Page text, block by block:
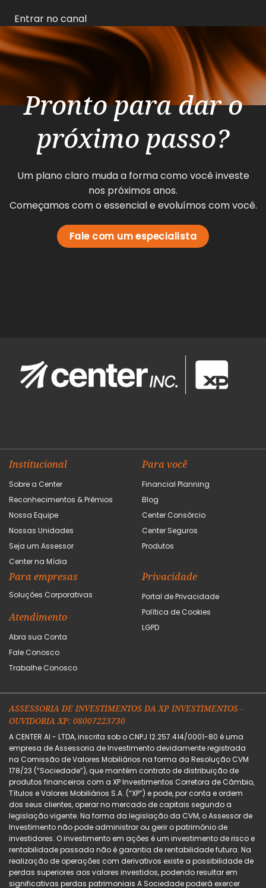
Entrar no canal
Pronto para dar o
próximo passo?
Um plano claro muda a forma como você investe
nos próximos anos.
Começamos com o essencial e evoluímos com você.
Fale com um especialista
Institucional
Sobre a Center
Reconhecimentos & Prêmios
Nossa Equipe
Nossas Unidades
Seja um Assessor
Center na Mídia
Para você
Financial Planning
Blog
Center Consórcio
Center Seguros
Produtos
Para empresas
Soluções Corporativas
Atendimento
Abra sua Conta
Fale Conosco
Trabalhe Conosco
Privacidade
Portal de Privacidade
Política de Cookies
LGPD
ASSESSORIA DE INVESTIMENTOS DA XP INVESTIMENTOS -
OUVIDORIA XP: 08007223730
A CENTER AI - LTDA, inscrita sob o CNPJ 12.257.414/0001-80 é uma
empresa de Assessoria de Investimento devidamente registrada
na Comissão de Valores Mobiliários na forma da Resolução CVM
178/23 (“Sociedade”), que mantém contrato de distribuição de
produtos financeiros com a XP Investimentos Corretora de Câmbio,
Títulos e Valores Mobiliários S.A. (“XP”) e pode, por conta e ordem
dos seus clientes, operar no mercado de capitais segundo a
legislação vigente. Na forma da legislação da CVM, o Assessor de
Investimento não pode administrar ou gerir o patrimônio de
investidores. O investimento em ações é um investimento de risco e
rentabilidade passada não é garantia de rentabilidade futura. Na
realização de operações com derivativos existe a possibilidade de
perdas superiores aos valores investidos, podendo resultar em
significativas perdas patrimoniais A Sociedade poderá exercer